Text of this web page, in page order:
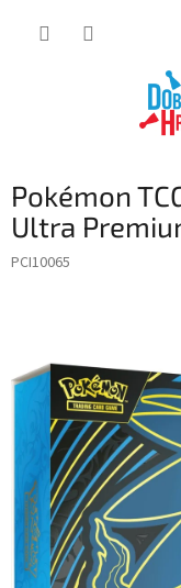
Pokémon
Ultra
PCI10065